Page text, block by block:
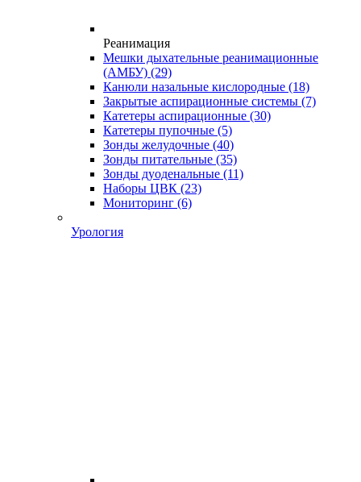
Реанимация
Мешки дыхательные реанимационные
(АМБУ) (29)
Канюли назальные кислородные (18)
Закрытые аспирационные системы (7)
Катетеры аспирационные (30)
Катетеры пупочные (5)
Зонды желудочные (40)
Зонды питательные (35)
Зонды дуоденальные (11)
Наборы ЦВК (23)
Мониторинг (6)
Урология